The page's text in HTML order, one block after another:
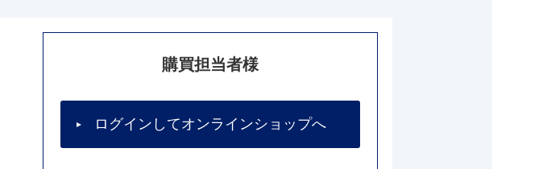
購買担当者様
ログインしてオンラインショップへ